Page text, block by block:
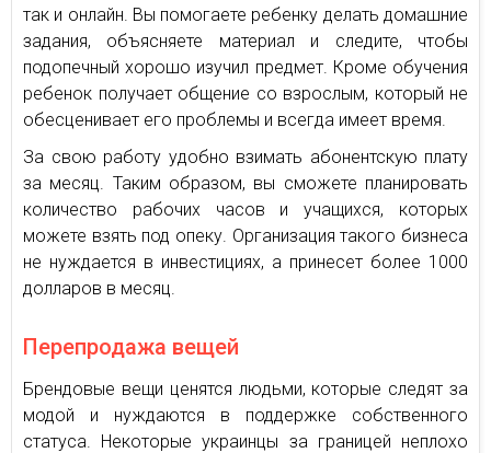
так и онлайн. Вы помогаете ребенку делать домашние
задания, объясняете материал и следите, чтобы
подопечный хорошо изучил предмет. Кроме обучения
ребенок получает общение со взрослым, который не
обесценивает его проблемы и всегда имеет время.
За свою работу удобно взимать абонентскую плату
за месяц. Таким образом, вы сможете планировать
количество рабочих часов и учащихся, которых
можете взять под опеку. Организация такого бизнеса
не нуждается в инвестициях, а принесет более 1000
долларов в месяц.
Перепродажа вещей
Брендовые вещи ценятся людьми, которые следят за
модой и нуждаются в поддержке собственного
статуса. Некоторые украинцы за границей неплохо